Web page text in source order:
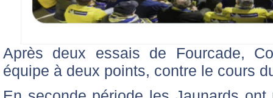
Après deux essais de Fourcade,
équipe à deux points, contre le cours